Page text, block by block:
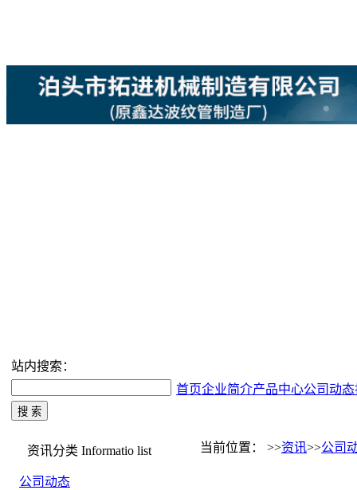
站内搜索：
首页企业简介产品中心公司动态
资讯分类 Informatio list
公司动态
当前位置： >>资讯>>公司